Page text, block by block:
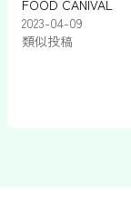
FOOD CANIVAL
2023-04-09
類似投稿